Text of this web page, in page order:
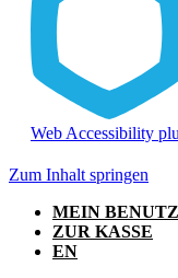
Web Accessibility
Zum Inhalt springen
MEIN
ZUR KASSE
EN